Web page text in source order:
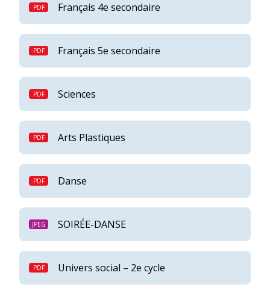
Français 4e secondaire
Français 5e secondaire
Sciences
Arts Plastiques
Danse
SOIRÉE-DANSE
Univers social – 2e cycle